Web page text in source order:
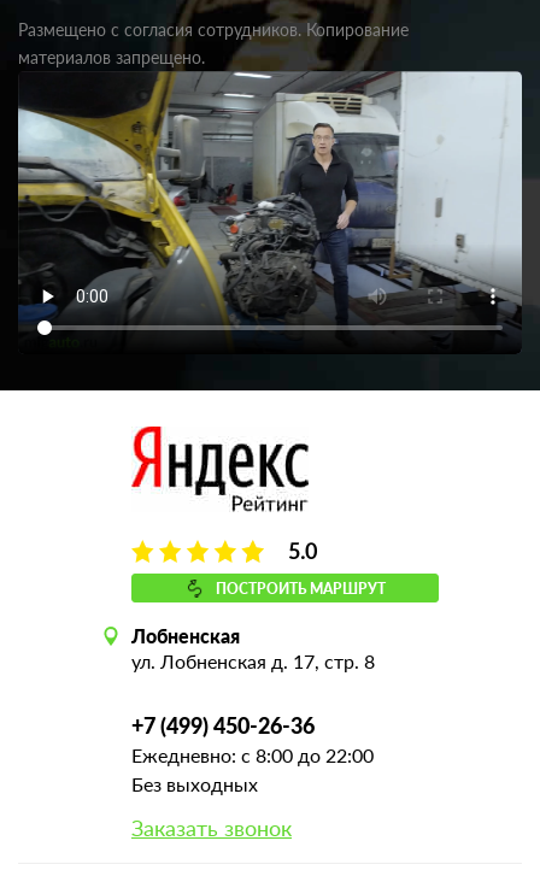
Размещено с согласия сотрудников. Копирование
материалов запрещено.
5.0
ПОСТРОИТЬ МАРШРУТ
Лобненская
ул. Лобненская д. 17, стр. 8
+7 (499) 450-26-36
Ежедневно: с 8:00 до 22:00
Без выходных
Заказать звонок